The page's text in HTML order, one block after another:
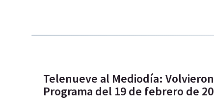
Telenueve al Mediodía:
Programa del 19 de febrero de